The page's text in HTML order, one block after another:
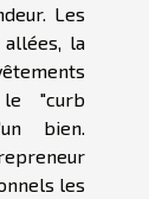
Les
la
le "curb
bien.
les